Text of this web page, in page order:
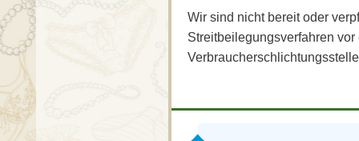
Wir sind nicht bereit oder
Streitbeilegungsverfahren vor